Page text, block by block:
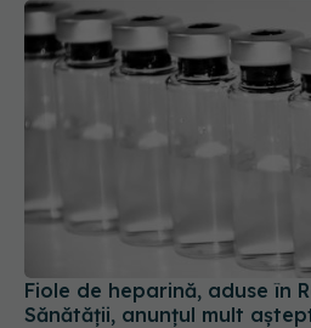
Fiole de heparină, aduse în
Sănătății, anunțul mult